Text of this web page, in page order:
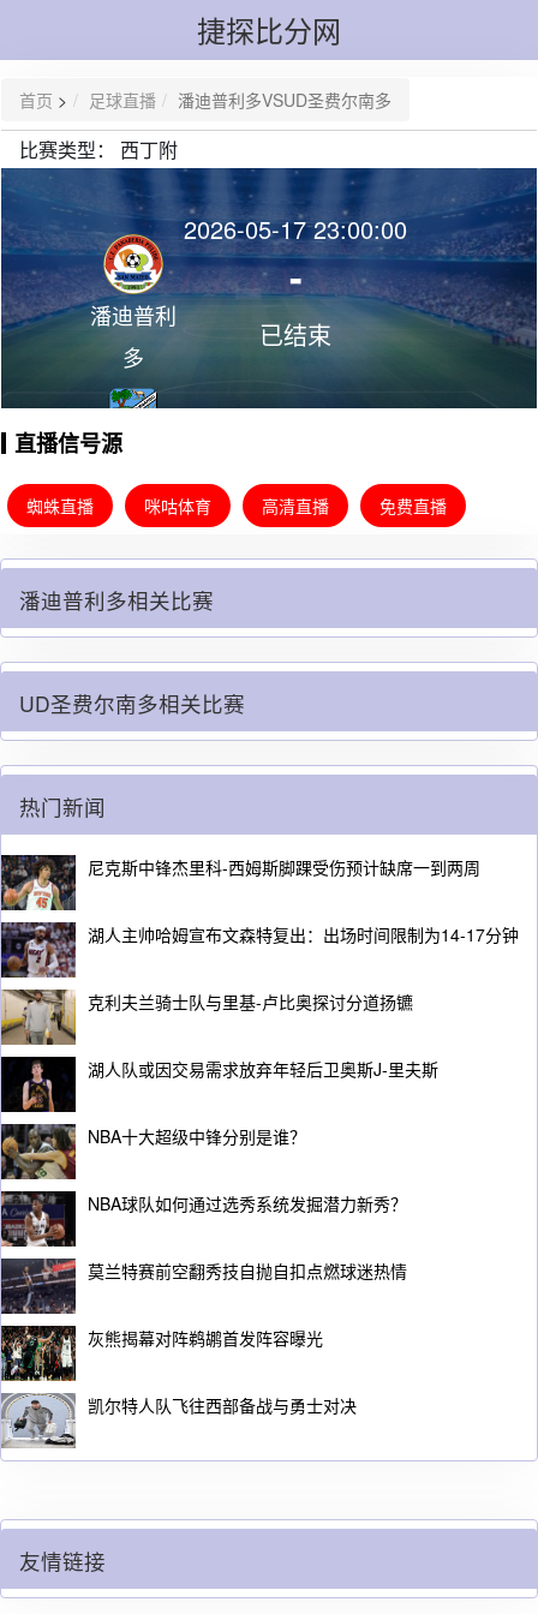
捷探比分网
首页 > 足球直播 潘迪普利多VSUD圣费尔南多
比赛类型： 西丁附
潘迪普利
多
2026-05-17 23:00:00
-
已结束
UD圣费尔
南多
直播信号源
蜘蛛直播 咪咕体育 高清直播 免费直播
潘迪普利多相关比赛
UD圣费尔南多相关比赛
热门新闻
尼克斯中锋杰里科-西姆斯脚踝受伤预计缺席一到两周
湖人主帅哈姆宣布文森特复出：出场时间限制为14-17分钟
克利夫兰骑士队与里基-卢比奥探讨分道扬镳
湖人队或因交易需求放弃年轻后卫奥斯J-里夫斯
NBA十大超级中锋分别是谁？
NBA球队如何通过选秀系统发掘潜力新秀？
莫兰特赛前空翻秀技自抛自扣点燃球迷热情
灰熊揭幕对阵鹈鹕首发阵容曝光
凯尔特人队飞往西部备战与勇士对决
友情链接